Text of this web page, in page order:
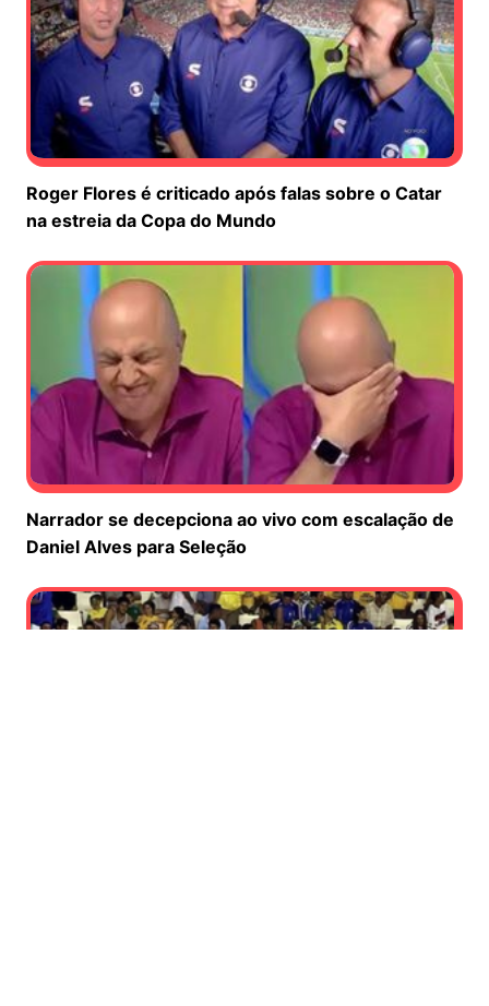
Roger Flores é criticado após falas sobre o Catar
na estreia da Copa do Mundo
Narrador se decepciona ao vivo com escalação de
Daniel Alves para Seleção